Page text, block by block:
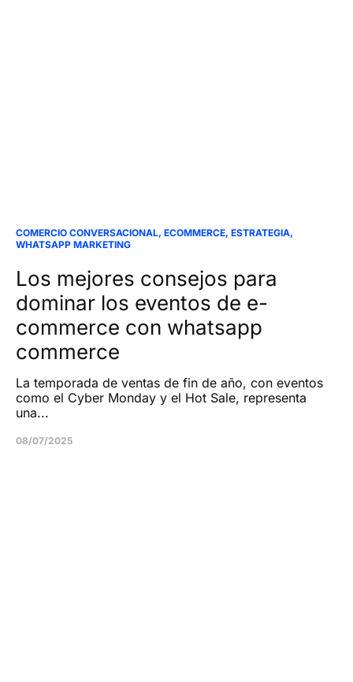
COMERCIO CONVERSACIONAL, ECOMMERCE, ESTRATEGIA,
WHATSAPP MARKETING
Los mejores consejos para
dominar los eventos de e-
commerce con whatsapp
commerce
La temporada de ventas de fin de año, con eventos
como el Cyber Monday y el Hot Sale, representa
una...
08/07/2025